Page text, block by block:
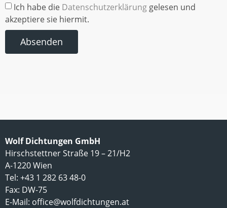
Ich habe die Datenschutzerklärung gelesen und
akzeptiere sie hiermit.
Absenden
Wolf Dichtungen GmbH
Hirschstettner Straße 19 – 21/H2
A-1220 Wien
Tel: +43 1 282 63 48-0
Fax: DW-75
E-Mail: office@wolfdichtungen.at